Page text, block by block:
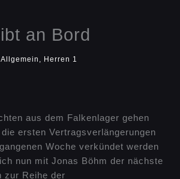
an Bord
Allgemein , Herren 1
aus dem Falkenlager gehen
ersten Vertragsverlängerungen
Woche verkündet werden
nun mit Jonas Böhm der nächste
zur Reihe der